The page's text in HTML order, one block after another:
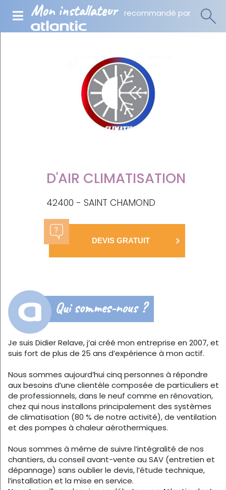
Mon installateur recommandé par
D'AIR CLIMATISATION
42400 - SAINT CHAMOND
DEVIS GRATUIT
Qui sommes-nous ?
Je suis Didier Relave, j’ai créé mon entreprise en 2007, et
suis fort de plus de 25 ans d’expérience à mon actif.
Nous sommes aujourd’hui cinq personnes à répondre
aux besoins d’une clientèle composée de particuliers et
de professionnels, dans le neuf comme en rénovation,
chez qui nous installons principalement des systèmes
de climatisation (80 % de notre activité), de ventilation
et des pompes à chaleur aérothermiques.
Nous sommes à même de suivre l’intégralité de nos
chantiers, du conseil avant-vente au SAV (entretien et
dépannage) sans oublier le devis, l’étude technique,
l’installation et la mise en service.